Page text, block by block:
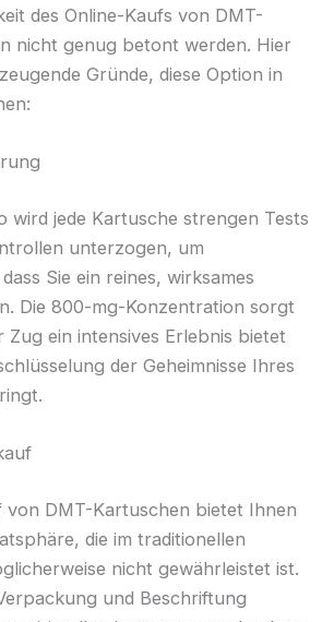
des Online-Kaufs von DMT-
nicht genug betont werden. Hier
Gründe, diese Option in
wird jede Kartusche strengen Tests
unterzogen, um
Sie ein reines, wirksames
Die 800-mg-Konzentration sorgt
Zug ein intensives Erlebnis bietet
der Geheimnisse Ihres
von DMT-Kartuschen bietet Ihnen
die im traditionellen
nicht gewährleistet ist.
und Beschriftung